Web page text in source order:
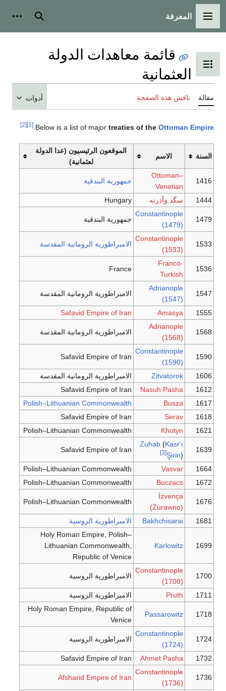
القائمة الرئيسية
المعرفة بحث
تبديل عرض جدول المحتويات
قائمة معاهدات الدولة
العثمانية
مقالة ناقش هذه الصفحة أدوات
Below is a list of major treaties of the Ottoman Empire
[1]
[2]
السنة الاسم
الموقعون الرئيسيون (عدا الدولة
لعثمانية)
1416
Ottoman–
Venetian
جمهورية البندقية
1444 سگد وأدرنه Hungary
1479
Constantinople
(1479)
جمهورية البندقية
1533
Constantinople
(1533)
الامبراطورية الرومانية المقدسة
1536
Franco-
Turkish
France
1547
Adrianople
(1547)
الامبراطورية الرومانية المقدسة
1555
Amasya
Safavid Empire of Iran
1568
Adrianople
(1568)
الامبراطورية الرومانية المقدسة
1590
Constantinople
(1590)
Safavid Empire of Iran
1606
Zitvatorok
الامبراطورية الرومانية المقدسة
1612
Nasuh Pasha
Safavid Empire of Iran
1617
Busza
Polish–Lithuanian Commonwealth
1618
Serav
Safavid Empire of Iran
1621
Khotyn
Polish–Lithuanian Commonwealth
1639
Zuhab (Kasr'ı
Şirin)
[3]
Safavid Empire of Iran
1664
Vasvar
Polish–Lithuanian Commonwealth
1672
Buczacs
Polish–Lithuanian Commonwealth
1676
İzvença
(Żurawno)
Polish–Lithuanian Commonwealth
1681
Bakhchisarai الامبراطورية الروسية
1699
Karlowitz
Holy Roman Empire, Polish–
Lithuanian Commonwealth,
Republic of Venice
1700
Constantinople
(1700)
الامبراطورية الروسية
1711
Pruth الامبراطورية الروسية
1718
Passarowitz
Holy Roman Empire, Republic of
Venice
1724
Constantinople
(1724)
الامبراطورية الروسية
1732
Ahmet Pasha
Safavid Empire of Iran
1736
Constantinople
(1736)
Afsharid Empire of Iran